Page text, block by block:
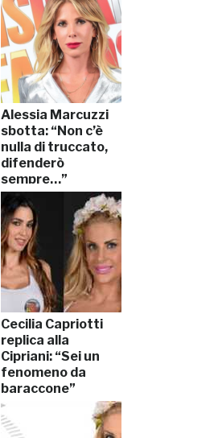
Alessia Marcuzzi
sbotta: “Non c’è
nulla di truccato,
difenderò
sempre…”
Cecilia Capriotti
replica alla
Cipriani: “Sei un
fenomeno da
baraccone”